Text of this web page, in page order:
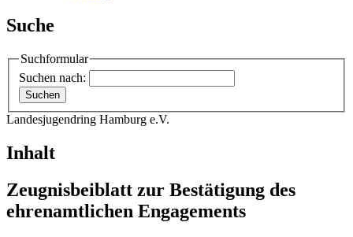
Suche
Suchformular
Suchen nach:
Landesjugendring Hamburg e.V.
Inhalt
Zeugnisbeiblatt zur Bestätigung des
ehrenamtlichen Engagements